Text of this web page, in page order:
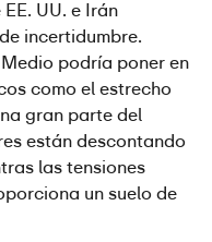
UU. e Irán
incertidumbre.
podría poner en
como el estrecho
gran parte del
están descontando
las tensiones
un suelo de